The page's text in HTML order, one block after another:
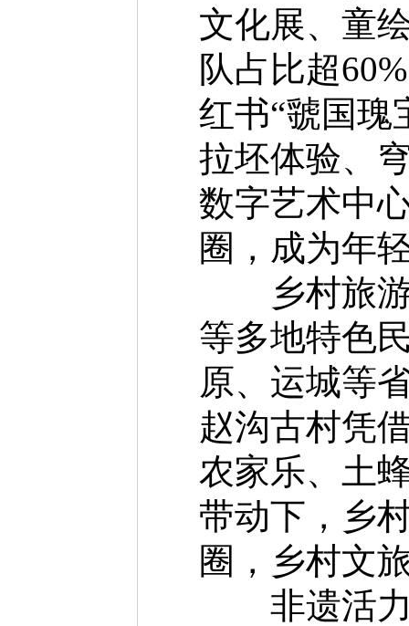
文化展、童
队占比超
红书“虢国瑰
拉坯体验、
数字艺术中
圈，成为年
乡村旅游
等多地特色
原、运城等
赵沟古村凭
农家乐、土
带动下，乡
圈，乡村文
非遗活力